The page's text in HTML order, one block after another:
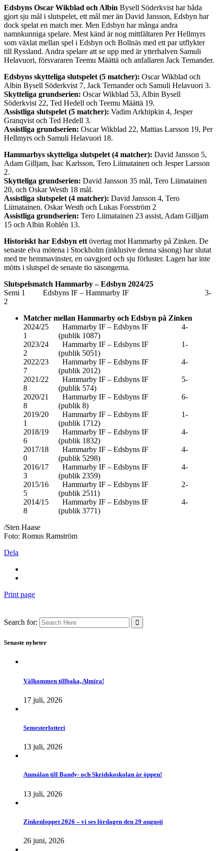
Edsbyns Oscar Wikblad och Albin Bysell Söderkvist har båda
gjort sju mål i slutspelet, ett mål mer än David Jansson, Edsbyn har
dock spelat en match mer. Men Edsbyn har många andra
namnkunniga spelare. Mest känd är nog mittfältaren Per Hellmyrs
som växlat mellan spel i Edsbyn och Bollnäs med ett par utflykter
till Ryssland. Andra spelare att se upp med är ytterhalven Samuli
Helavuori, försvararen Teemu Määttä och anfallaren Jack Ternander.
Edsbyns skytteliga slutspelet (5 matcher): Oscar Wikblad och
Albin Bysell Söderkvist 7, Jack Ternander och Samuli Helavuori 3.
Skytteliga grundserien: Oscar Wikblad 53, Albin Bysell
Söderkvist 22, Ted Hedell och Teemu Määttä 19.
Assistliga slutspelet (5 matcher): Vadim Arkhipkin 4, Jesper
Granqvist och Ted Hedell 3.
Assistliga grundserien: Oscar Wikblad 22, Mattias Larsson 19, Per
Hellmyrs och Samuli Helavuori 18.
Hammarbys skytteliga slutspelet (4 matcher): David Jansson 5,
Adam Gilljam, Isac Karlsson, Tero Liimatainen och Jesper Larsson
2.
Skytteliga grundserien: David Jansson 35 mål, Tero Liimatainen
20, och Oskar Westh 18 mål.
Assistliga slutspelet (4 matcher): David Jansson 4, Tero
Liimatainen. Oskar Westh och Lukas Forsström 2
Assistliga grundserien: Tero Liimatainen 23 assist, Adam Gilljam
15 och Albin Rohlén 13.
Historiskt har Edsbyn ett övertag mot Hammarby på Zinken. De
senaste elva mötena i Stockholm (inklusive denna säsong) har slutat
med tre hemmavinster, en oavgjord och sju förluster. Lagen har inte
mötts i slutspel de senaste tio säsongerna.
Slutspelsmatch Hammarby – Edsbyn 2024/25
Semi 1 Edsbyns IF – Hammarby IF 3-
2
Matcher mellan Hammarby och Edsbyn på Zinken
2024/25 Hammarby IF – Edsbyns IF 4-
1 (publik 1087)
2023/24 Hammarby IF – Edsbyns IF 1-
2 (publik 5051)
2022/23 Hammarby IF – Edsbyns IF 4-
7 (publik 2012)
2021/22 Hammarby IF – Edsbyns IF 5-
8 (publik 574)
2020/21 Hammarby IF – Edsbyns IF 6-
8 (publik 8)
2019/20 Hammarby IF – Edsbyns IF 1-
1 (publik 1712)
2018/19 Hammarby IF – Edsbyns IF 4-
6 (publik 1832)
2017/18 Hammarby IF – Edsbyns IF 4-
0 (publik 5298)
2016/17 Hammarby IF – Edsbyns IF 4-
3 (publik 2359)
2015/16 Hammarby IF – Edsbyns IF 2-
5 (publik 2511)
2014/15 Hammarby IF – Edsbyns IF 4-
8 (publik 3771)
/Sten Haase
Foto: Romus Ramström
Dela
Print page
Search for:
Senaste nyheter
Välkommen tillbaka, Almira!
17 juli, 2026
Semesterlotteri
13 juli, 2026
Anmälan till Bandy- och Skridskoskolan är öppen!
13 juli, 2026
Zinkenloppet 2026 – vi ses lördagen den 29 augusti
26 juni, 2026